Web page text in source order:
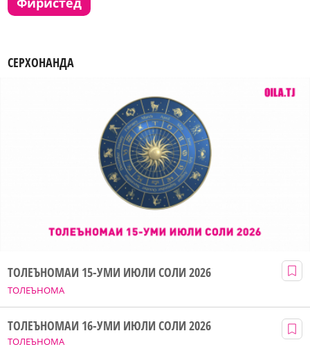
СЕРХОНАНДА
ТОЛЕЪНОМА
ТОЛЕЪНОМАИ 15-УМИ ИЮЛИ СОЛИ 2026
ТОЛЕЪНОМА
ТОЛЕЪНОМАИ 16-УМИ ИЮЛИ СОЛИ 2026